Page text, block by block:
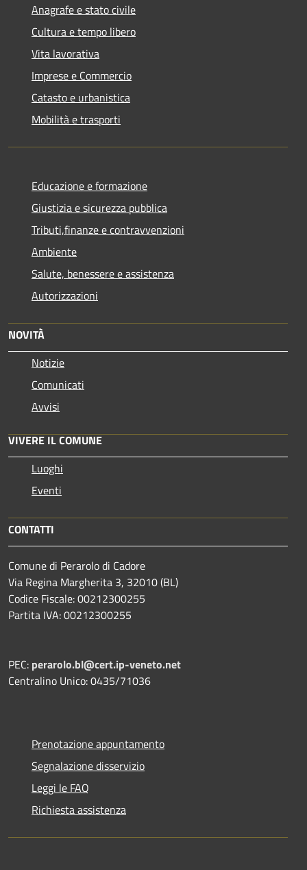
Anagrafe e stato civile
Cultura e tempo libero
Vita lavorativa
Imprese e Commercio
Catasto e urbanistica
Mobilità e trasporti
Educazione e formazione
Giustizia e sicurezza pubblica
Tributi,finanze e contravvenzioni
Ambiente
Salute, benessere e assistenza
Autorizzazioni
NOVITÀ
Notizie
Comunicati
Avvisi
VIVERE IL COMUNE
Luoghi
Eventi
CONTATTI
Comune di Perarolo di Cadore
Via Regina Margherita 3, 32010 (BL)
Codice Fiscale: 00212300255
Partita IVA: 00212300255
PEC: perarolo.bl@cert.ip-veneto.net
Centralino Unico: 0435/71036
Prenotazione appuntamento
Segnalazione disservizio
Leggi le FAQ
Richiesta assistenza